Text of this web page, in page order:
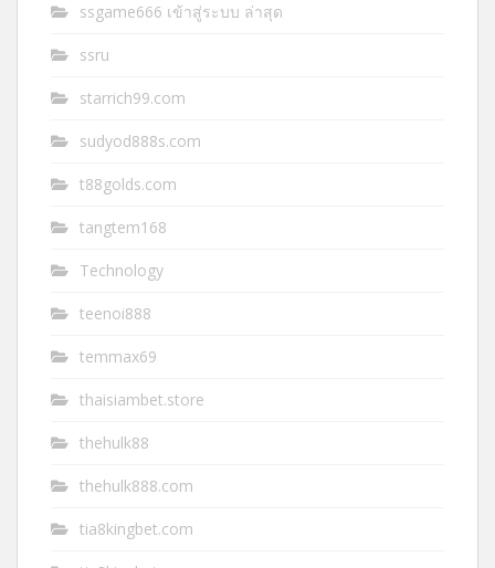
ssgame666 เข้าสู่ระบบ ล่าสุด
ssru
starrich99.com
sudyod888s.com
t88golds.com
tangtem168
Technology
teenoi888
temmax69
thaisiambet.store
thehulk88
thehulk888.com
tia8kingbet.com